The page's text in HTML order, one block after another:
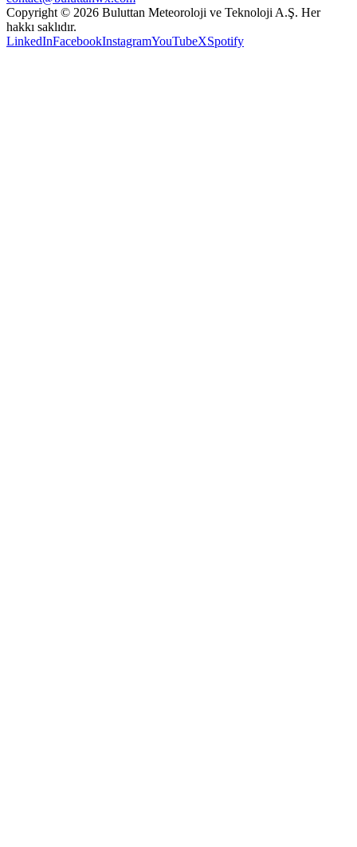
Copyright © 2026 Buluttan Meteoroloji ve Teknoloji A.Ş. Her
hakkı saklıdır.
LinkedInFacebookInstagramYouTubeXSpotify